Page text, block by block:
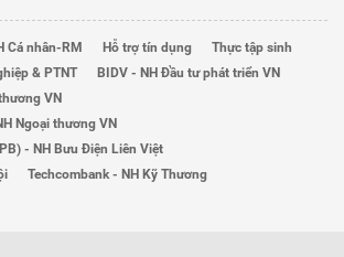
Cá nhân-RM Hỗ trợ tín dụng
Thực tập sinh
& PTNT
BIDV - NH Đầu tư phát triển VN
VN
Ngoại thương VN
- NH Bưu Điện Liên Việt
Techcombank - NH Kỹ Thương